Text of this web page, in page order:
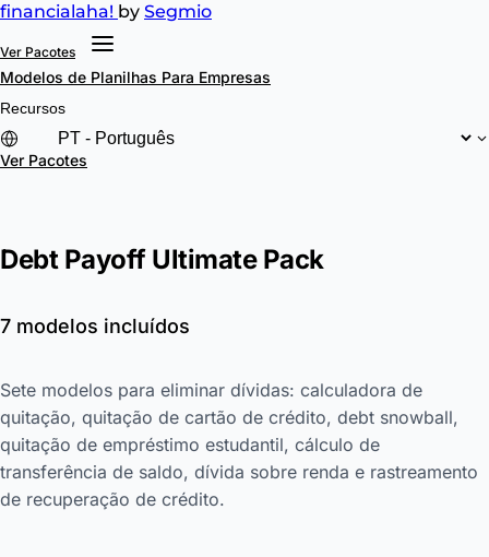
financialaha! by Segmio
Ver Pacotes
Modelos de Planilhas Para Empresas
Recursos
Ver Pacotes
Debt Payoff Ultimate Pack
7 modelos incluídos
Sete modelos para eliminar dívidas: calculadora de
quitação, quitação de cartão de crédito, debt snowball,
quitação de empréstimo estudantil, cálculo de
transferência de saldo, dívida sobre renda e rastreamento
de recuperação de crédito.